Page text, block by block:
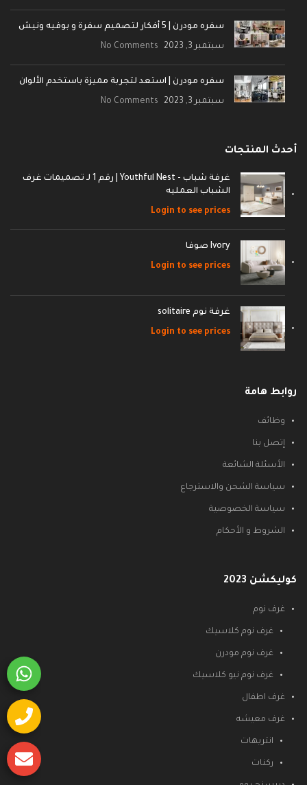
سفره مودرن | 5 أفكار لتصميم سفرة و بوفيه ونيش
سبتمبر 3, 2023 No Comments
سفره مودرن | استعد لتجربة مميزة باستخدم الألوان
سبتمبر 3, 2023 No Comments
أحدث المنتجات
غرفة شباب - Youthful Nest | رقم 1 لـ تصميمات غرف
الشباب العمليه
Login to see prices
Ivory صوفا
Login to see prices
غرفة نوم solitaire
Login to see prices
روابط هامة
وظائف
إتصل بنا
الأسئلة الشائعة
سياسة الشحن والاسترجاع
سياسة الخصوصية
الشروط و الأحكام
كوليكشن 2023
غرف نوم
غرف نوم كلاسيك
غرف نوم مودرن
غرف نوم نيو كلاسيك
غرف اطفال
غرف معيشه
انتريهات
ركنات